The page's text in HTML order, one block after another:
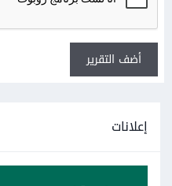
أضف التقرير
إعلانات